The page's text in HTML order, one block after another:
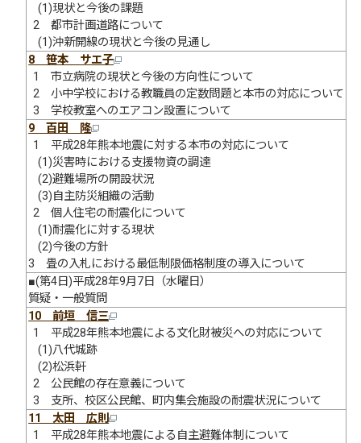
(1)現状と今後の課題
2 都市計画道路について
(1)沖新開線の現状と今後の見通し
8 笹本 サエ子
1 市立病院の現状と今後の方向性について
2 小中学校における教職員の定数問題と本市の対応について
3 学校教室へのエアコン設置について
9 百田 隆
1 平成28年熊本地震に対する本市の対応について
(1)災害時における支援物資の調達
(2)避難場所の開設状況
(3)自主防災組織の活動
2 個人住宅の耐震化について
(1)耐震化に対する現状
(2)今後の方針
3 畳の入札における最低制限価格制度の導入について
■(第4日)平成28年9月7日（水曜日）
質疑・一般質問
10 前垣 信三
1 平成28年熊本地震による文化財被災への対応について
(1)八代城跡
(2)松浜軒
2 公民館の存在意義について
3 支所、校区公民館、町内集会施設の耐震状況について
11 太田 広則
1 平成28年熊本地震による自主避難体制について